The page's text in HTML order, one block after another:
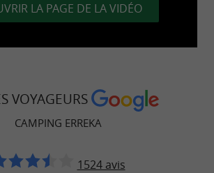
LA PAGE DE LA VIDÉO
VOYAGEURS
CAMPING ERREKA
1524 avis